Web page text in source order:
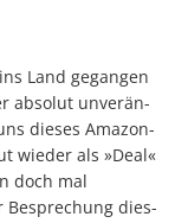
Land gegangen
absolut un­ver­än­
dieses Amazon-
wie­der als »Deal«
doch mal
Besprechung dies­